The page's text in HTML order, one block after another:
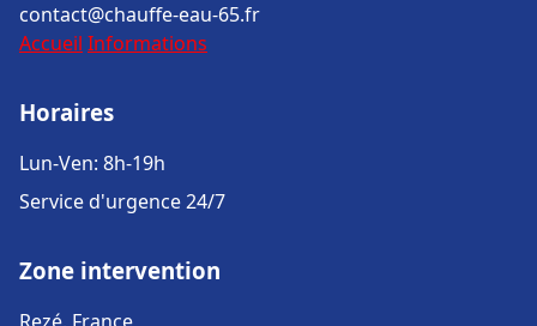
contact@chauffe-eau-65.fr
Accueil Informations
Horaires
Lun-Ven: 8h-19h
Service d'urgence 24/7
Zone intervention